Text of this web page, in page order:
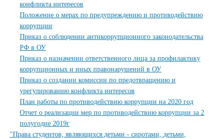
конфликта интересов
Положение о мерах по предупреждению и противодействию
коррупции
Приказ о соблюдении антикоррупционного законодательства
РФ в ОУ
Приказ о назначении ответственного лица за профилактику
коррупционных и иных правонарушений в ОУ
Приказ о создании комиссии по предотвращению и
урегулированию конфликта интересов
План работы по противодействию коррупции на 2020 год
Отчет о реализации мер по противодействию коррупции за 2
полугодие 2019г
"Права студентов, являющихся детьми - сиротами, детьми,